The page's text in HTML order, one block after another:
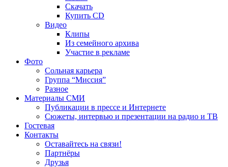
Скачать
Купить CD
Видео
Клипы
Из семейного архива
Участие в рекламе
Фото
Сольная карьера
Группа “Миссия”
Разное
Материалы СМИ
Публикации в прессе и Интернете
Сюжеты, интервью и презентации на радио и ТВ
Гостевая
Контакты
Оставайтесь на связи!
Партнёры
Друзья